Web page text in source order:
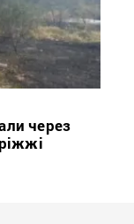
через